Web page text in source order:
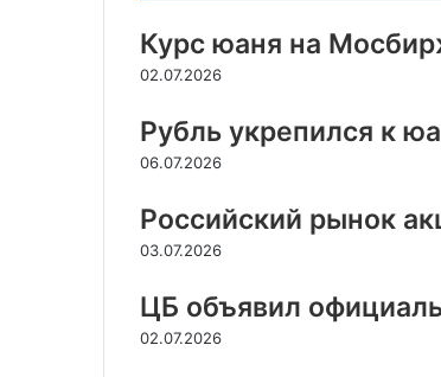
Курс юаня на
02.07.2026
Рубль укрепился к
06.07.2026
Российский рынок
03.07.2026
ЦБ объявил
02.07.2026